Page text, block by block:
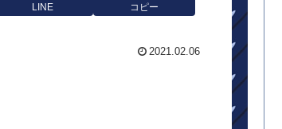
LINE コピー
2021.02.06